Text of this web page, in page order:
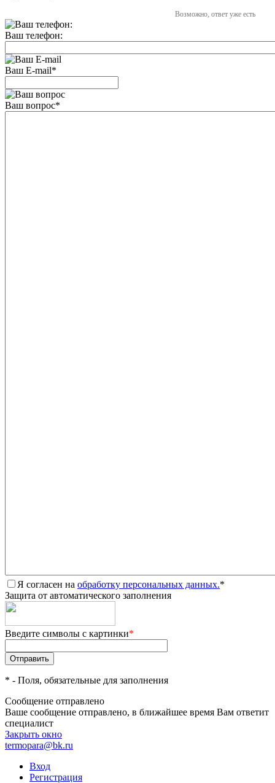
Возможно, ответ уже есть
Ваш телефон:
Ваш E-mail*
Ваш вопрос*
Я согласен на обработку персональных данных.*
Защита от автоматического заполнения
Введите символы с картинки*
* - Поля, обязательные для заполнения
Сообщение отправлено
Ваше сообщение отправлено, в ближайшее время Вам ответит
специалист
Закрыть окно
termopara@bk.ru
Вход
Регистрация